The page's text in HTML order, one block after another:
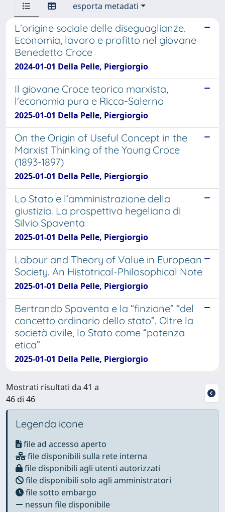
esporta metadati
L’origine sociale delle diseguaglianze.
Economia, lavoro e profitto nel giovane
Benedetto Croce
2024-01-01 Della Pelle, Piergiorgio
Il giovane Croce teorico marxista,
l'economia pura e Ricca-Salerno
2025-01-01 Della Pelle, Piergiorgio
On the Origin of Useful Concept in the
Marxist Thinking of the Young Croce
(1893-1897)
2025-01-01 Della Pelle, Piergiorgio
Lo Stato e l’amministrazione della
giustizia. La prospettiva hegeliana di
Silvio Spaventa
2025-01-01 Della Pelle, Piergiorgio
Labour and Theory of Value in European
Society. An Histotrical-Philosophical Note
2025-01-01 Della Pelle, Piergiorgio
Bertrando Spaventa e la “finzione” “del
concetto ordinario dello stato”. Oltre la
società civile, lo Stato come “potenza
etica”
2025-01-01 Della Pelle, Piergiorgio
Mostrati risultati da 41 a
46 di 46
Legenda icone
file ad accesso aperto
file disponibili sulla rete interna
file disponibili agli utenti autorizzati
file disponibili solo agli amministratori
file sotto embargo
nessun file disponibile